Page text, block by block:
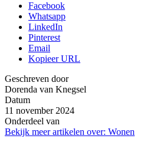
Facebook
Whatsapp
LinkedIn
Pinterest
Email
Kopieer URL
Geschreven door
Dorenda van Knegsel
Datum
11 november 2024
Onderdeel van
Bekijk meer artikelen over: Wonen